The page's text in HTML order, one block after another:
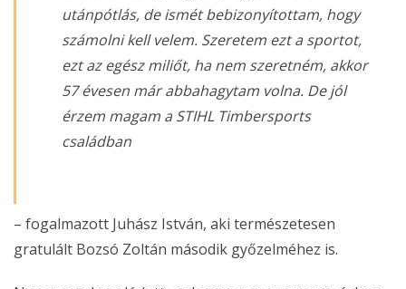
utánpótlás, de ismét bebizonyítottam, hogy
számolni kell velem. Szeretem ezt a sportot,
ezt az egész miliőt, ha nem szeretném, akkor
57 évesen már abbahagytam volna. De jól
érzem magam a STIHL Timbersports
családban
– fogalmazott Juhász István, aki természetesen
gratulált Bozsó Zoltán második győzelméhez is.